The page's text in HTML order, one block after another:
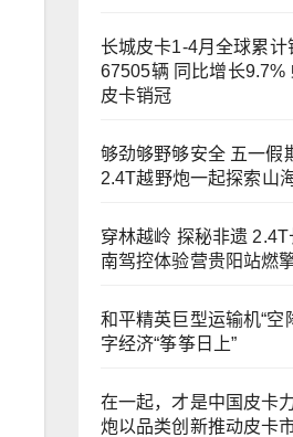
长城皮卡1-4月全球累计
67505辆 同比增长9.7%
皮卡销冠
够劲够野够安全 五一假
2.4T越野炮一起探索山
穿林越岭 探秘非遗 2.4T
南驾控体验营贵阳站燃
和平精英巨型运输机“空
字经济“筝筝日上”
在一起，才是中国皮卡
炮以品类创新推动皮卡